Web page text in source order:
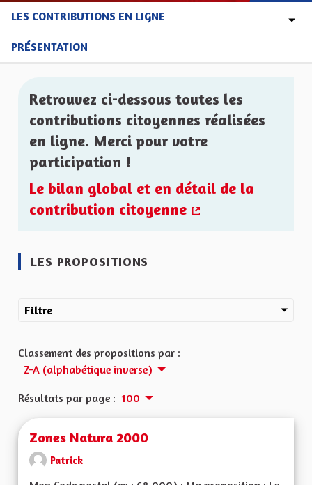
LES CONTRIBUTIONS EN LIGNE
PRÉSENTATION
Retrouvez ci-dessous toutes les
contributions citoyennes réalisées
en ligne. Merci pour votre
participation !
Le bilan global et en détail de la
contribution citoyenne
LES PROPOSITIONS
Filtre
Classement des propositions par :
Z-A (alphabétique inverse)
Résultats par page : 100
Zones Natura 2000
Patrick